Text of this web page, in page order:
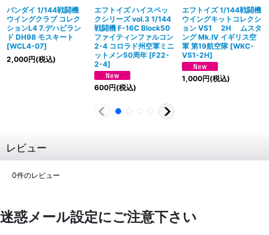
バンダイ 1/144戦闘機
ウイングクラブ コレク
ションL4 7.デハビラン
ド DH98 モスキート
[WCL4-07]
2,000円(税込)
エフトイズ ハイスペッ
クシリーズ vol.3 1/144
戦闘機 F-16C Block50
ファイティンファルコン
2-4 コロラド州空軍ミニ
ットメン50周年 [F22-
2-4]
600円(税込)
エフトイズ 1/144戦闘機
ウイングキットコレクシ
ョン VS1 2H ムスタ
ング Mk.IV イギリス空
軍 第19航空隊 [WKC-
VS1-2H]
1,000円(税込)
レビュー
0件のレビュー
迷惑メール設定にご注意下さい